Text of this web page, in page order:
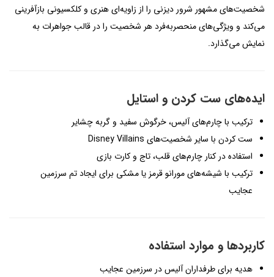
شخصیت‌های مشهور شرور دیزنی را از زاویه‌ای هنری و کلکسیونی بازآفرینی
می‌کند و ویژگی‌های منحصربه‌فرد هر شخصیت را در قالب جواهرات به
نمایش می‌گذارد.
ایده‌های ست کردن و استایل
ترکیب با چارم‌های آلیس، خرگوش سفید و گربه چشایر
ست کردن با سایر شخصیت‌های Disney Villains
استفاده در کنار چارم‌های قلب، تاج و کارت بازی
ترکیب با شیشه‌های مورانو قرمز یا مشکی برای ایجاد تم سرزمین
عجایب
کاربردها و موارد استفاده
هدیه برای طرفداران آلیس در سرزمین عجایب